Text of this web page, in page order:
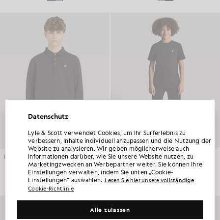
Langärmliges Polohemd aus Baumwolle
KINDERBEKLEIDUNG
£45.00
Sweatshorts
KINDERBEKLEIDUNG
£35.00
Datenschutz
Lyle & Scott verwendet Cookies, um Ihr Surferlebnis zu
verbessern, Inhalte individuell anzupassen und die Nutzung der
Website zu analysieren. Wir geben möglicherweise auch
Informationen darüber, wie Sie unsere Website nutzen, zu
Marketingzwecken an Werbepartner weiter. Sie können Ihre
Einstellungen verwalten, indem Sie unten „Cookie-
Einstellungen“ auswählen. Lesen Sie hier unsere vollständige
Cookie-Richtlinie
Alle zulassen
HOLEN SIE SICH 15 % RABATT AUF IHRE
ERSTE BESTELLUNG
Werden Sie Mitglied im „ Lyle & Scott “-Club und erfahren Sie als Erste von den
Neuheiten der neuen Saison, Kooperationen und saisonalen Sonderverkäufen exklusiv
für Mitglieder sowie von einem einzigartigen Willkommenscode mit 15 % Rabatt.
Weitere Kommunikationspräferenzen?